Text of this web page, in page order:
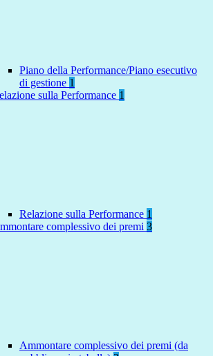
Piano della Performance/Piano esecutivo
di gestione 1
sulla Performance 1
Relazione sulla Performance 1
complessivo dei premi 3
Ammontare complessivo dei premi (da